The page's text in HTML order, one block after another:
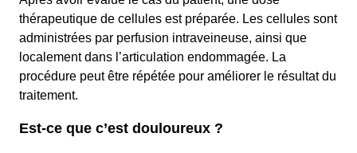
thérapeutique de cellules est préparée. Les cellules sont
administrées par perfusion intraveineuse, ainsi que
localement dans l’articulation endommagée. La
procédure peut être répétée pour améliorer le résultat du
traitement.
Est-ce que c’est douloureux ?